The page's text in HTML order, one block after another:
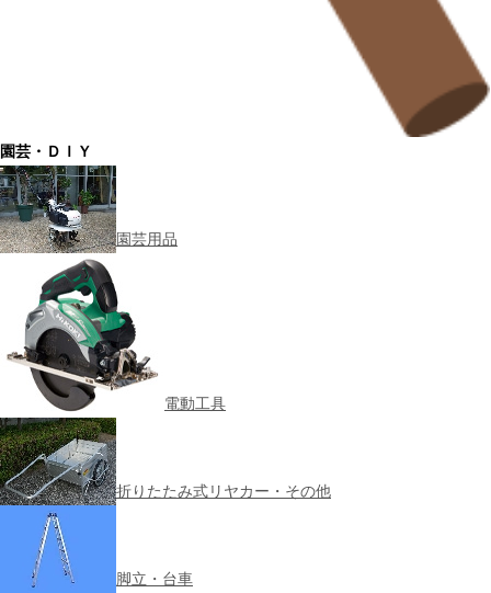
園芸・ＤＩＹ
園芸用品
電動工具
折りたたみ式リヤカー・その他
脚立・台車